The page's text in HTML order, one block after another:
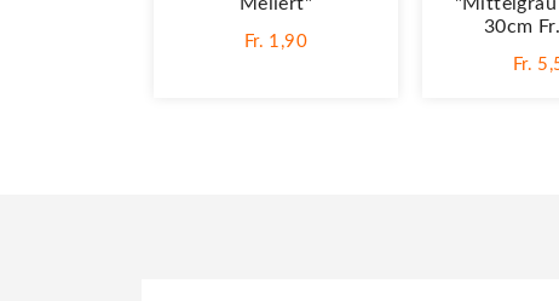
Fr. 1,90
30cm
Fr.